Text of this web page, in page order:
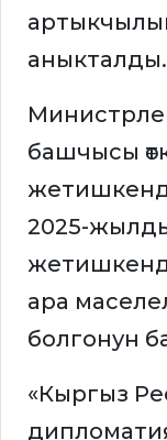
аныкталды.
башчысы
2025-
ара
болгонун
«Кыргыз